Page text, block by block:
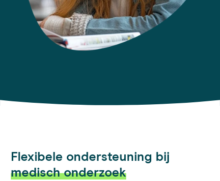
Flexibele ondersteuning bij
medisch onderzoek